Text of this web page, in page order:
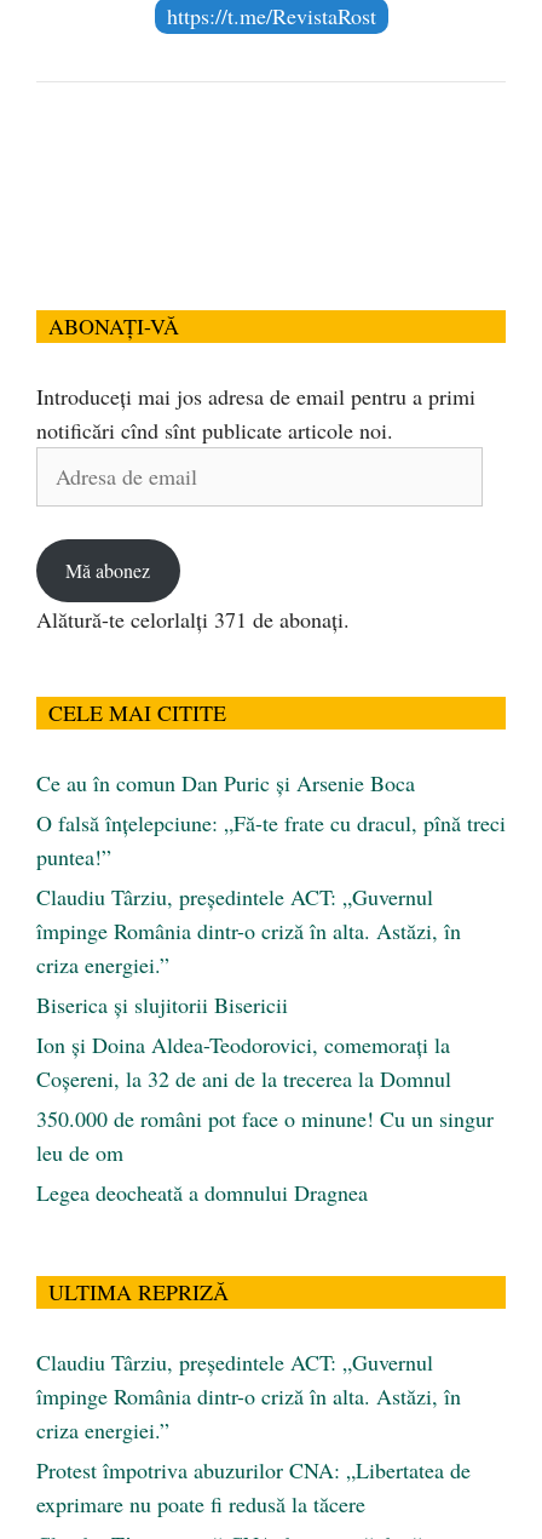
https://t.me/RevistaRost
ABONAȚI-VĂ
Introduceți mai jos adresa de email pentru a primi
notificări cînd sînt publicate articole noi.
Adresa
Mă abonez
Alătură-te celorlalți 371 de abonați.
CELE MAI CITITE
Ce au în comun Dan Puric şi Arsenie Boca
O falsă înțelepciune: „Fă-te frate cu dracul, pînă treci
puntea!”
Claudiu Târziu, președintele ACT: „Guvernul
împinge România dintr-o criză în alta. Astăzi, în
criza energiei.”
Biserica și slujitorii Bisericii
Ion și Doina Aldea-Teodorovici, comemorați la
Coșereni, la 32 de ani de la trecerea la Domnul
350.000 de români pot face o minune! Cu un singur
leu de om
Legea deocheată a domnului Dragnea
ULTIMA REPRIZĂ
Claudiu Târziu, președintele ACT: „Guvernul
împinge România dintr-o criză în alta. Astăzi, în
criza energiei.”
Protest împotriva abuzurilor CNA: „Libertatea de
exprimare nu poate fi redusă la tăcere